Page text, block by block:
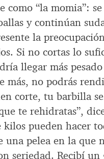
como “la momia”: se
y continúan
la
Si no cortas lo
llegar más
más, no podrás
corte, tu barbilla
te rehidratas”,
kilos pueden hacer
una pelea en la que
seriedad. Recibí un